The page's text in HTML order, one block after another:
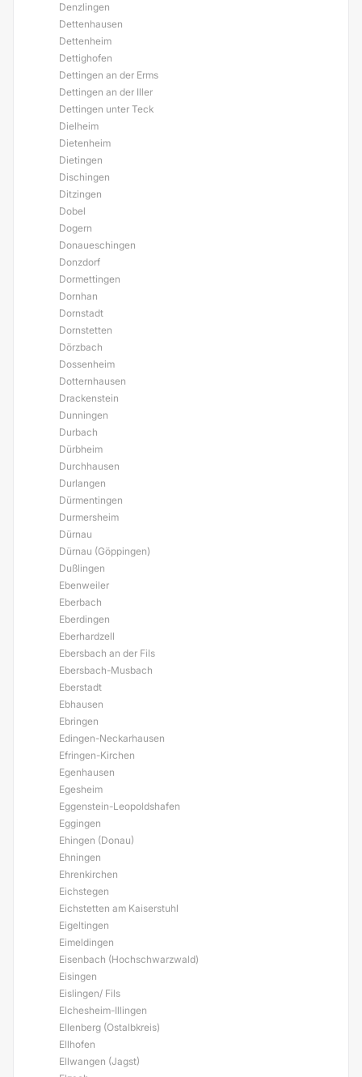
Denzlingen
Dettenhausen
Dettenheim
Dettighofen
Dettingen an der Erms
Dettingen an der Iller
Dettingen unter Teck
Dielheim
Dietenheim
Dietingen
Dischingen
Ditzingen
Dobel
Dogern
Donaueschingen
Donzdorf
Dormettingen
Dornhan
Dornstadt
Dornstetten
Dörzbach
Dossenheim
Dotternhausen
Drackenstein
Dunningen
Durbach
Dürbheim
Durchhausen
Durlangen
Dürmentingen
Durmersheim
Dürnau
Dürnau (Göppingen)
Dußlingen
Ebenweiler
Eberbach
Eberdingen
Eberhardzell
Ebersbach an der Fils
Ebersbach-Musbach
Eberstadt
Ebhausen
Ebringen
Edingen-Neckarhausen
Efringen-Kirchen
Egenhausen
Egesheim
Eggenstein-Leopoldshafen
Eggingen
Ehingen (Donau)
Ehningen
Ehrenkirchen
Eichstegen
Eichstetten am Kaiserstuhl
Eigeltingen
Eimeldingen
Eisenbach (Hochschwarzwald)
Eisingen
Eislingen/ Fils
Elchesheim-Illingen
Ellenberg (Ostalbkreis)
Ellhofen
Ellwangen (Jagst)